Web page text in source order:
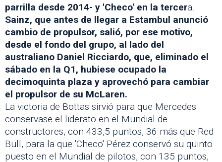
parrilla desde 2014- y 'Checo' en la tercera.
Sainz, que antes de llegar a Estambul anunció
cambio de propulsor, salió, por ese motivo,
desde el fondo del grupo, al lado del
australiano Daniel Ricciardo, que, eliminado el
sábado en la Q1, hubiese ocupado la
decimoquinta plaza y aprovechó para cambiar
el propulsor de su McLaren.
La victoria de Bottas sirvió para que Mercedes
conservase el liderato en el Mundial de
constructores, con 433,5 puntos, 36 más que Red
Bull, para la que 'Checo' Pérez conservó su quinto
puesto en el Mundial de pilotos, con 135 puntos,